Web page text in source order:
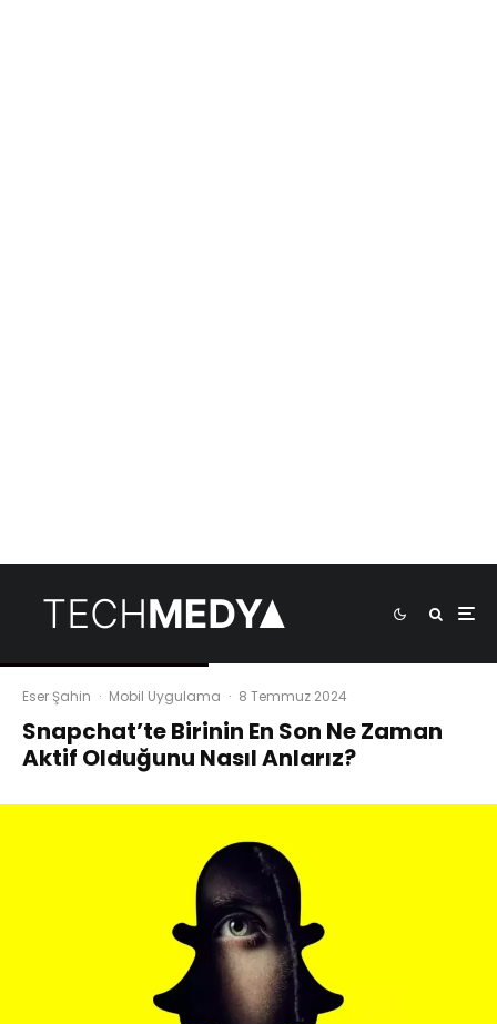
Eser Şahin · Mobil Uygulama · 8 Temmuz 2024
Snapchat’te Birinin En Son Ne Zaman
Aktif Olduğunu Nasıl Anlarız?